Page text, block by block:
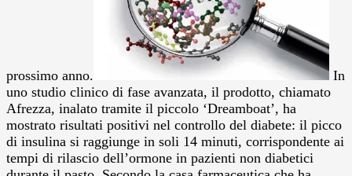
prossimo anno.
In
uno studio clinico di fase avanzata, il prodotto, chiamato
Afrezza, inalato tramite il piccolo ‘Dreamboat’, ha
mostrato risultati positivi nel controllo del diabete: il picco
di insulina si raggiunge in soli 14 minuti, corrispondente ai
tempi di rilascio dell’ormone in pazienti non diabetici